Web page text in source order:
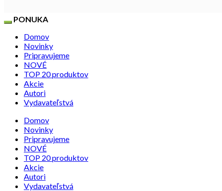
PONUKA
Domov
Novinky
Pripravujeme
NOVÉ
TOP 20 produktov
Akcie
Autori
Vydavateľstvá
Domov
Novinky
Pripravujeme
NOVÉ
TOP 20 produktov
Akcie
Autori
Vydavateľstvá